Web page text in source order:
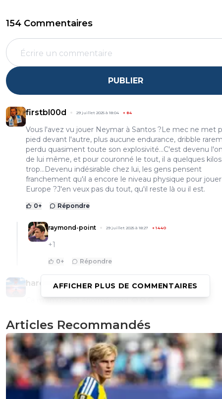
154 Commentaires
PUBLIER
firstbl00d 29 juillet 2025 à 18:04 + 84
Vous l'avez vu jouer Neymar à Santos ?Le mec ne met
pied devant l'autre, plus aucune endurance, dribble
perdu quasiment toute son explosivité...C'est devenu
de lui même, et pour couronné le tout, il a quelques
trop...Devenu indésirable chez lui, les gens pensent
franchement qu'il a encore le niveau physique pour
Europe ?J'en veux pas du tout, qu'il reste là ou il est.
0+ Répondre
raymond-point 29 juillet 2025 à 18:27 +1440
+1
0+ Répondre
hardstylerz 29 juillet 2025 à 14:39 + 0
Ca m'amuserait énormément 😂😂😂
greg-roi 29 juillet 2025 à 15:34 283
Oui oui son meilleur souvenir lors de la signature
mieux que la remontada 🤣
0+ Répondre
AFFICHER PLUS DE COMMENTAIRES
Articles Recommandés